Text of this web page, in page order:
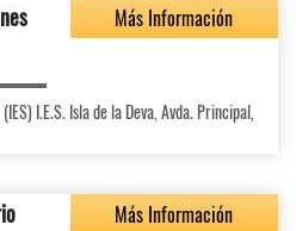
Más Información
I.E.S. Isla de la Deva, Avda. Principal,
Más Información